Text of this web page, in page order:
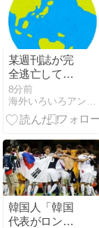
某週刊誌が完
全逃亡して取
り残された中
道議員が絶体
絶命の窮地、
会に矛先を向
けたか……」
と節操の無さ
に呆れる人が
続出
8分前
韓国人「韓国
代表がロンド